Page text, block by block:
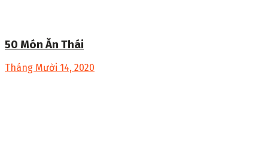
50 Món Ăn Thái
Tháng Mười 14, 2020